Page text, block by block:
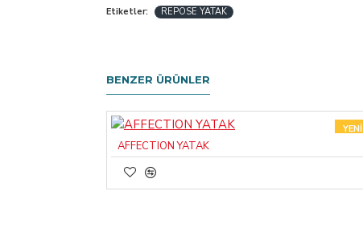
Etiketler: REPOSE YATAK
BENZER ÜRÜNLER
YENI
AFFECTION YATAK